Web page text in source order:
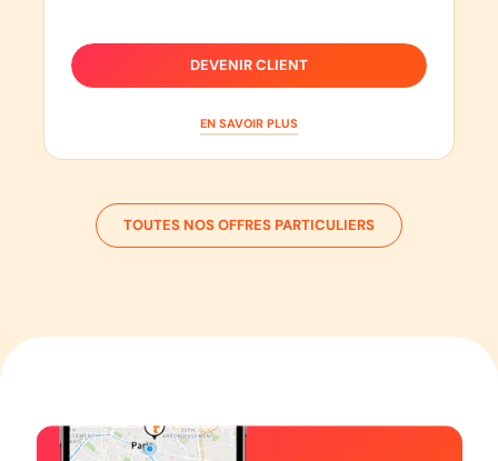
DEVENIR CLIENT
EN SAVOIR PLUS
TOUTES NOS OFFRES PARTICULIERS